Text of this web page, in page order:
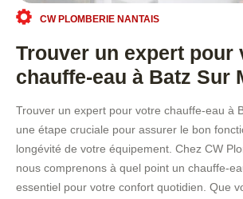
CW PLOMBERIE NANTAIS
Trouver un expert pour
chauffe-eau à Batz Sur
Trouver un expert pour votre chauffe-eau à
une étape cruciale pour assurer le bon
longévité de votre équipement. Chez CW
nous comprenons à quel point un chauffe-
essentiel pour votre confort quotidien. Que